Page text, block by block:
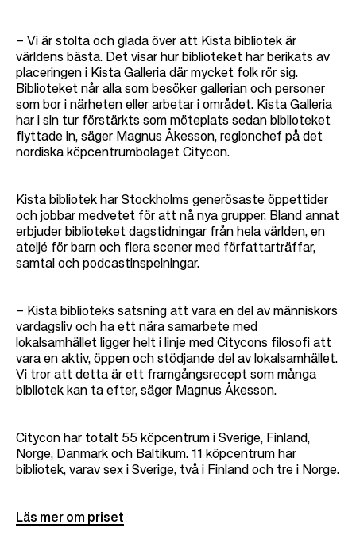
– Vi är stolta och glada över att Kista bibliotek är
världens bästa. Det visar hur biblioteket har berikats av
placeringen i Kista Galleria där mycket folk rör sig.
Biblioteket når alla som besöker gallerian och personer
som bor i närheten eller arbetar i området. Kista Galleria
har i sin tur förstärkts som möteplats sedan biblioteket
flyttade in, säger Magnus Åkesson, regionchef på det
nordiska köpcentrumbolaget Citycon.
Kista bibliotek har Stockholms generösaste öppettider
och jobbar medvetet för att nå nya grupper. Bland annat
erbjuder biblioteket dagstidningar från hela världen, en
ateljé för barn och flera scener med författarträffar,
samtal och podcastinspelningar.
– Kista biblioteks satsning att vara en del av människors
vardagsliv och ha ett nära samarbete med
lokalsamhället ligger helt i linje med Citycons filosofi att
vara en aktiv, öppen och stödjande del av lokalsamhället.
Vi tror att detta är ett framgångsrecept som många
bibliotek kan ta efter, säger Magnus Åkesson.
Citycon har totalt 55 köpcentrum i Sverige, Finland,
Norge, Danmark och Baltikum. 11 köpcentrum har
bibliotek, varav sex i Sverige, två i Finland och tre i Norge.
Läs mer om priset